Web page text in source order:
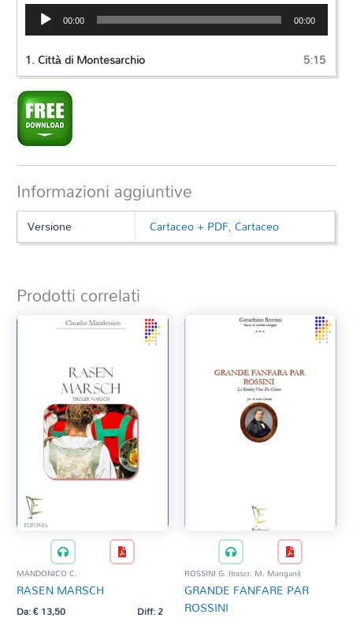
Audio
Player 00:00 00:00
1.Città di Montesarchio 5:15
Informazioni aggiuntive
Versione Cartaceo + PDF,Cartaceo
Prodotti correlati
MANDONICO C.
RASEN MARSCH
Da:€13,50 Diff: 2
ROSSINI G. (trascr. M. Mangani)
GRANDE FANFARE PAR
ROSSINI